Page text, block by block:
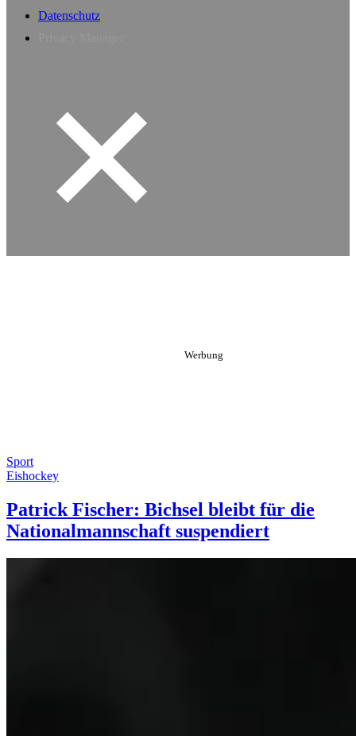
Datenschutz
Sport
Eishockey
Patrick Fischer: Bichsel bleibt für die
Nationalmannschaft suspendiert